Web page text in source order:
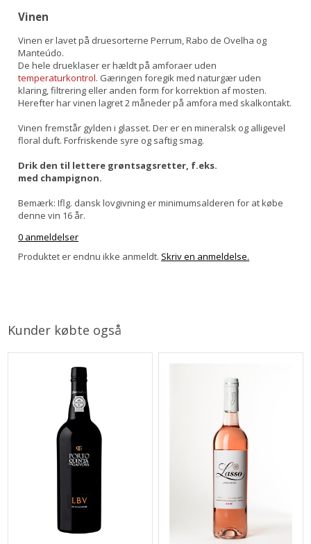
Vinen
Vinen er lavet på druesorterne Perrum, Rabo de Ovelha og
Manteúdo.
De hele drueklaser er hældt på amforaer uden
temperaturkontrol. Gæringen foregik med naturgær uden
klaring, filtrering eller anden form for korrektion af mosten.
Herefter har vinen lagret 2 måneder på amfora med skalkontakt.
Vinen fremstår gylden i glasset. Der er en mineralsk og alligevel
floral duft. Forfriskende syre og saftig smag.
Drik den til lettere grøntsagsretter, f.eks.
med champignon.
Bemærk: Iflg. dansk lovgivning er minimumsalderen for at købe
denne vin 16 år.
0 anmeldelser
Produktet er endnu ikke anmeldt. Skriv en anmeldelse.
Kunder købte også